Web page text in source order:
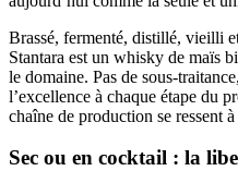
Brassé, fermenté, distillé, vieilli
Stantara est un whisky de maïs
le domaine. Pas de sous-
l’excellence à chaque étape du
chaîne de production se ressent
Sec ou en cocktail : la